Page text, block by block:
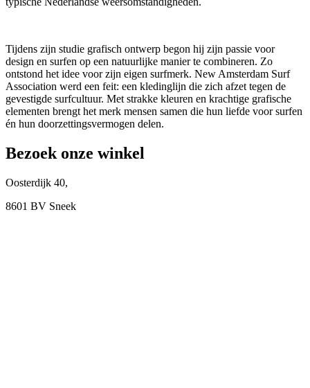
Tijdens zijn studie grafisch ontwerp begon hij zijn passie voor
design en surfen op een natuurlijke manier te combineren. Zo
ontstond het idee voor zijn eigen surfmerk. New Amsterdam Surf
Association werd een feit: een kledinglijn die zich afzet tegen de
gevestigde surfcultuur. Met strakke kleuren en krachtige grafische
elementen brengt het merk mensen samen die hun liefde voor surfen
én hun doorzettingsvermogen delen.
Bezoek onze winkel
Oosterdijk 40,
8601 BV Sneek